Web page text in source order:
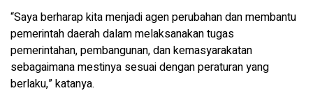
“Saya berharap kita menjadi agen perubahan dan membantu
pemerintah daerah dalam melaksanakan tugas
pemerintahan, pembangunan, dan kemasyarakatan
sebagaimana mestinya sesuai dengan peraturan yang
berlaku,” katanya.